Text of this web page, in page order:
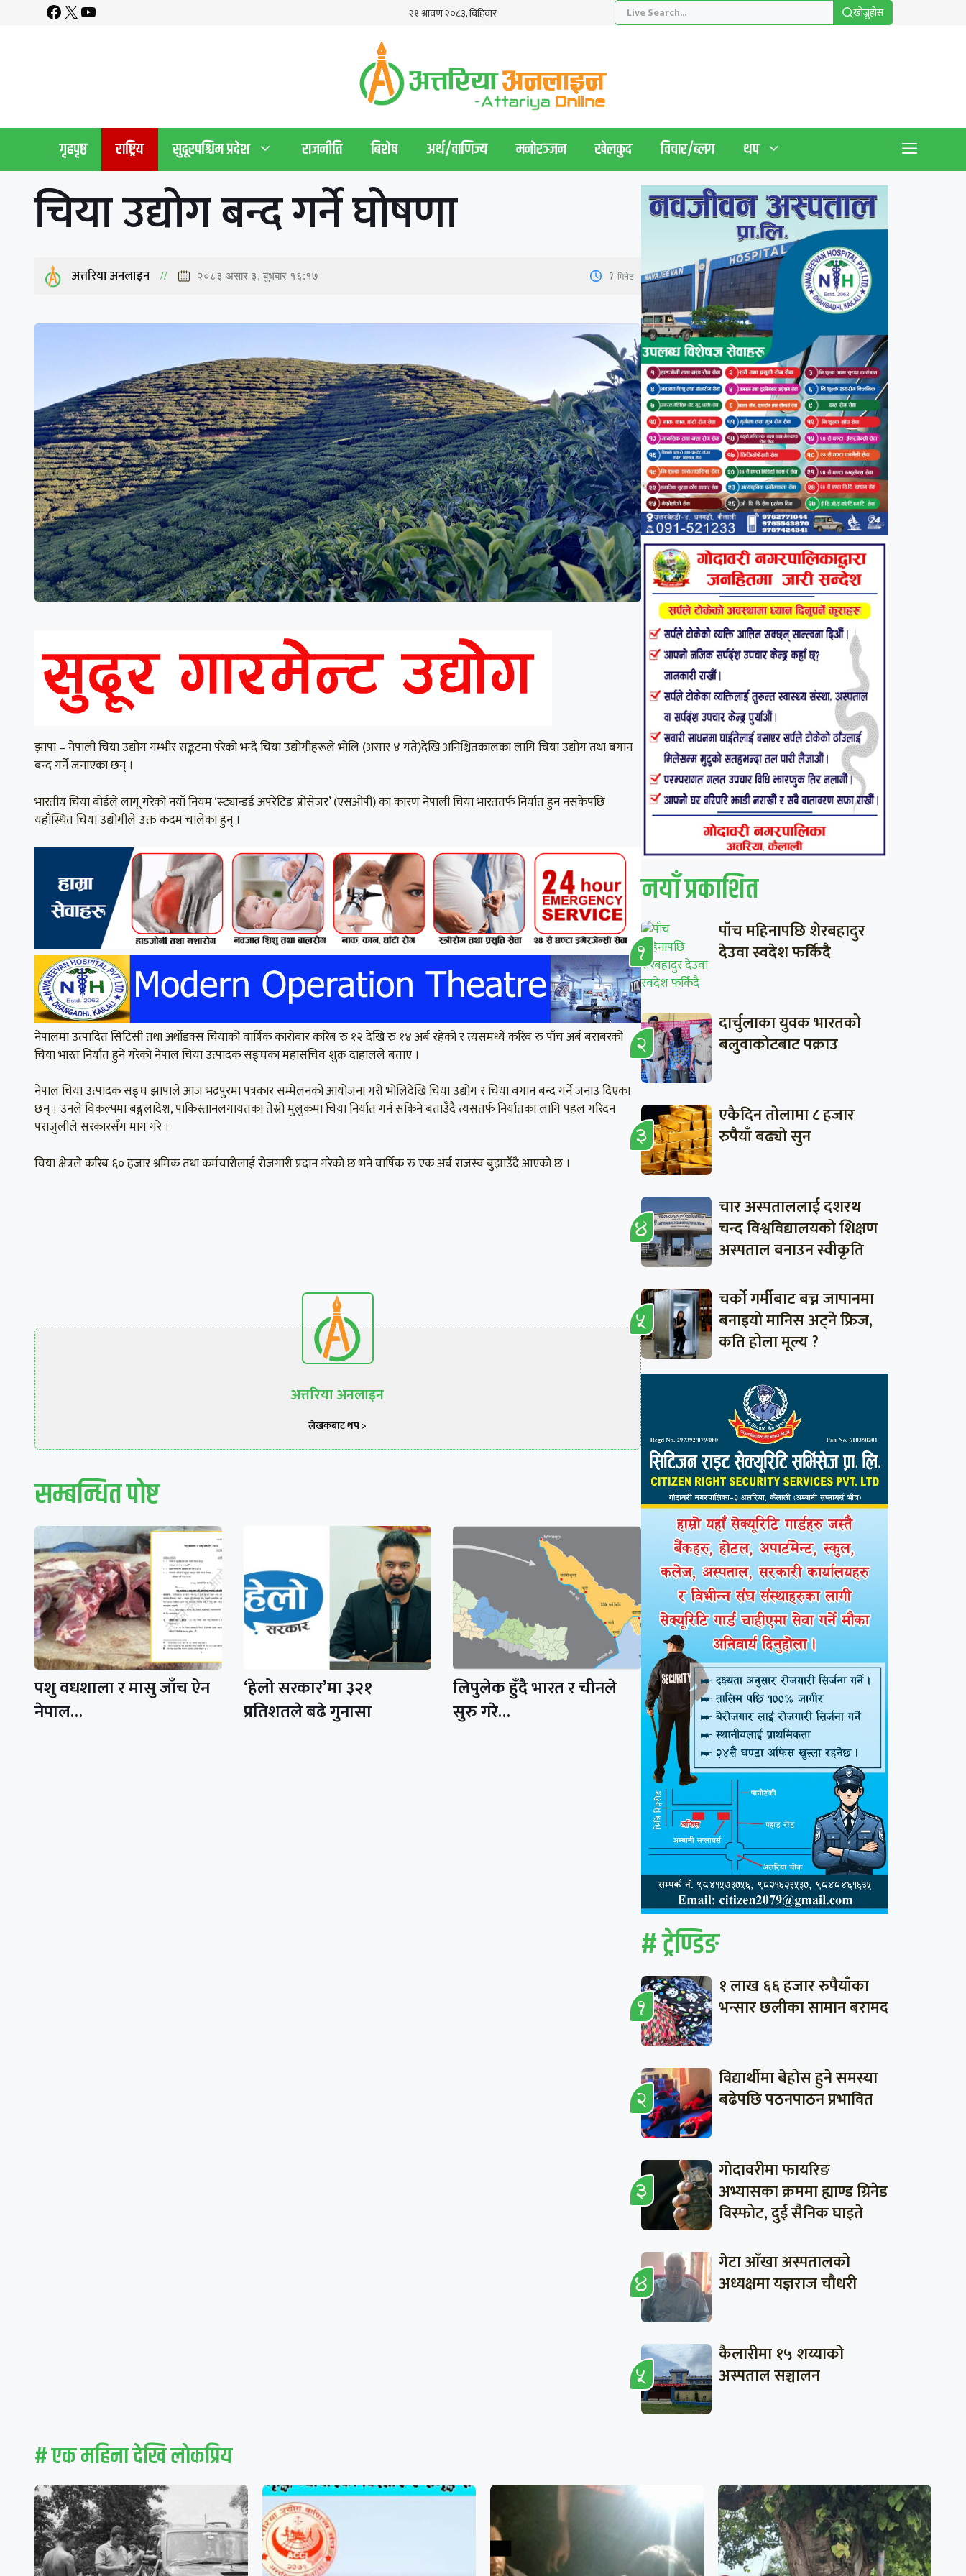
Facebook
X YouTube खाेज्नुहाेस
गृहपृष्ठ राष्ट्रिय सुदूरपश्चिम प्रदेश राजनीति बिशेष अर्थ/वाणिज्य मनाेरञ्जन खेलकुद विचार/ब्लग थप
चिया उद्योग बन्द गर्ने घोषणा
अत्तरिया अनलाइन २०८३ असार ३, बुधबार १६:१७ 1 मिनेट
झापा – नेपाली चिया उद्योग गम्भीर सङ्कटमा परेको भन्दै चिया उद्योगीहरूले भोलि (असार ४ गते)देखि अनिश्चितकालका लागि चिया उद्योग तथा बगान
बन्द गर्ने जनाएका छन् ।
भारतीय चिया बोर्डले लागू गरेको नयाँ नियम ‘स्ट्यान्डर्ड अपरेटिङ प्रोसेजर’ (एसओपी) का कारण नेपाली चिया भारततर्फ निर्यात हुन नसकेपछि
यहाँस्थित चिया उद्योगीले उक्त कदम चालेका हुन् ।
नेपालमा उत्पादित सिटिसी तथा अर्थोडक्स चियाको वार्षिक कारोबार करिब रु १२ देखि रु १४ अर्ब रहेको र त्यसमध्ये करिब रु पाँच अर्ब बराबरको
चिया भारत निर्यात हुने गरेको नेपाल चिया उत्पादक सङ्घका महासचिव शुक्र दाहालले बताए ।
नेपाल चिया उत्पादक सङ्घ झापाले आज भद्रपुरमा पत्रकार सम्मेलनको आयोजना गरी भोलिदेखि चिया उद्योग र चिया बगान बन्द गर्ने जनाउ दिएका
छन् । उनले विकल्पमा बङ्गलादेश, पाकिस्तानलगायतका तेस्रो मुलुकमा चिया निर्यात गर्न सकिने बताउँदै त्यसतर्फ निर्यातका लागि पहल गरिदन
पराजुलीले सरकारसँग माग गरे ।
चिया क्षेत्रले करिब ६० हजार श्रमिक तथा कर्मचारीलाई रोजगारी प्रदान गरेको छ भने वार्षिक रु एक अर्ब राजस्व बुझाउँदै आएको छ ।
अत्तरिया अनलाइन
लेखकबाट थप >
सम्बन्धित पाेष्ट
पशु वधशाला र मासु जाँच ऐन
नेपाल…
‘हेलो सरकार’मा ३२१
प्रतिशतले बढे गुनासा
लिपुलेक हुँदै भारत र चीनले
सुरु गरे…
नयाँ प्रकाशित
पाँच महिनापछि शेरबहादुर
देउवा स्वदेश फर्किदै
दार्चुलाका युवक भारतको
बलुवाकोटबाट पक्राउ
एकैदिन तोलामा ८ हजार
रुपैयाँ बढ्यो सुन
चार अस्पताललाई दशरथ
चन्द विश्वविद्यालयको शिक्षण
अस्पताल बनाउन स्वीकृति
चर्को गर्मीबाट बच्न जापानमा
बनाइयो मानिस अट्ने फ्रिज,
कति होला मूल्य ?
# ट्रेण्डिङ
१ लाख ६६ हजार रुपैयाँका
भन्सार छलीका सामान बरामद
विद्यार्थीमा बेहोस हुने समस्या
बढेपछि पठनपाठन प्रभावित
गोदावरीमा फायरिङ
अभ्यासका क्रममा ह्याण्ड ग्रिनेड
विस्फोट, दुई सैनिक घाइते
गेटा आँखा अस्पतालको
अध्यक्षमा यज्ञराज चौधरी
कैलारीमा १५ शय्याको
अस्पताल सञ्चालन
# एक महिना देखि लाेकप्रिय